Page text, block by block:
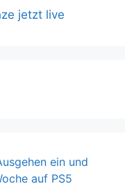
jetzt live
ein und
auf PS5